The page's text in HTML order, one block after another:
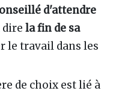
d'attendre
dire la fin de sa
le travail dans les
de choix est lié à